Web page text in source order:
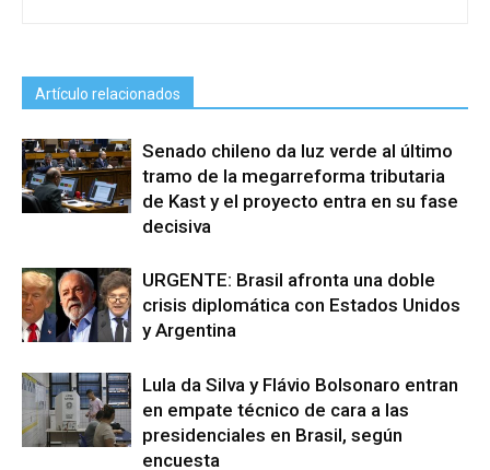
Artículo relacionados
Senado chileno da luz verde al último
tramo de la megarreforma tributaria
de Kast y el proyecto entra en su fase
decisiva
URGENTE: Brasil afronta una doble
crisis diplomática con Estados Unidos
y Argentina
Lula da Silva y Flávio Bolsonaro entran
en empate técnico de cara a las
presidenciales en Brasil, según
encuesta